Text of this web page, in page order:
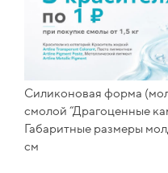
Силиконовая форма
смолой “Драгоценные
Габаритные размеры
см